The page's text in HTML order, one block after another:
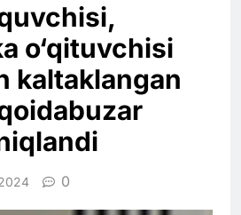
o‘qituvchisi
kaltaklangan
0